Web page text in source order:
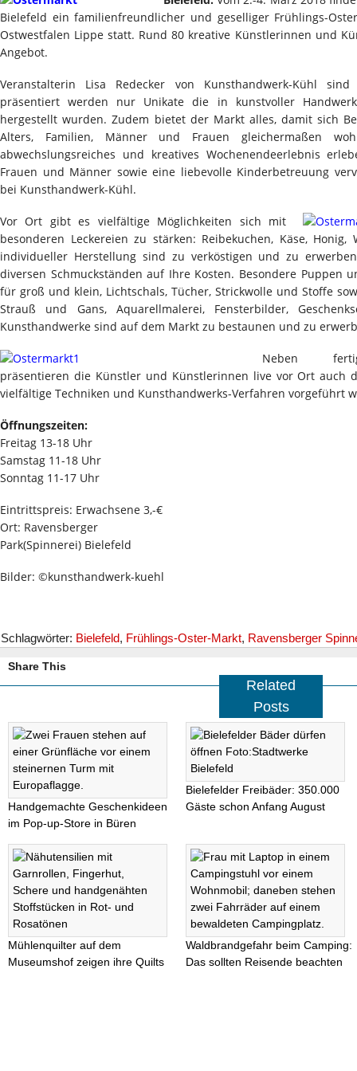
Bielefeld ein familienfreundlicher und geselliger Frühlings-
Ostwestfalen Lippe statt. Rund 80 kreative Künstlerinnen und
Angebot.
Veranstalterin Lisa Redecker von Kunsthandwerk-Kühl
präsentiert werden nur Unikate die in kunstvoller
hergestellt wurden. Zudem bietet der Markt alles, damit sich
Alters, Familien, Männer und Frauen gleichermaßen
abwechslungsreiches und kreatives Wochenendeerlebnis
Frauen und Männer sowie eine liebevolle Kinderbetreuung
bei Kunsthandwerk-Kühl.
Vor Ort gibt es vielfältige Möglichkeiten sich mit
besonderen Leckereien zu stärken: Reibekuchen, Käse,
individueller Herstellung sind zu verköstigen und zu
diversen Schmuckständen auf Ihre Kosten. Besondere Puppen
für groß und klein, Lichtschals, Tücher, Strickwolle und Stoffe
Strauß und Gans, Aquarellmalerei, Fensterbilder,
Kunsthandwerke sind auf dem Markt zu bestaunen und zu
Neben
präsentieren die Künstler und Künstlerinnen live vor Ort auch
vielfältige Techniken und Kunsthandwerks-Verfahren vorgeführt
Öffnungszeiten:
Freitag 13-18 Uhr
Samstag 11-18 Uhr
​Sonntag 11-17 Uhr
Eintrittspreis: Erwachsene 3,-€
Ort: Ravensberger
Park(Spinnerei) Bielefeld
Bilder: ©kunsthandwerk-kuehl
Schlagwörter: Bielefeld, Frühlings-Oster-Markt, Ravensberger
Share This
Related
Posts
Handgemachte Geschenkideen
im Pop-up-Store in Büren
Bielefelder Freibäder: 350.000
Gäste schon Anfang August
Mühlenquilter auf dem
Museumshof zeigen ihre Quilts
Waldbrandgefahr beim Camping:
Das sollten Reisende beachten